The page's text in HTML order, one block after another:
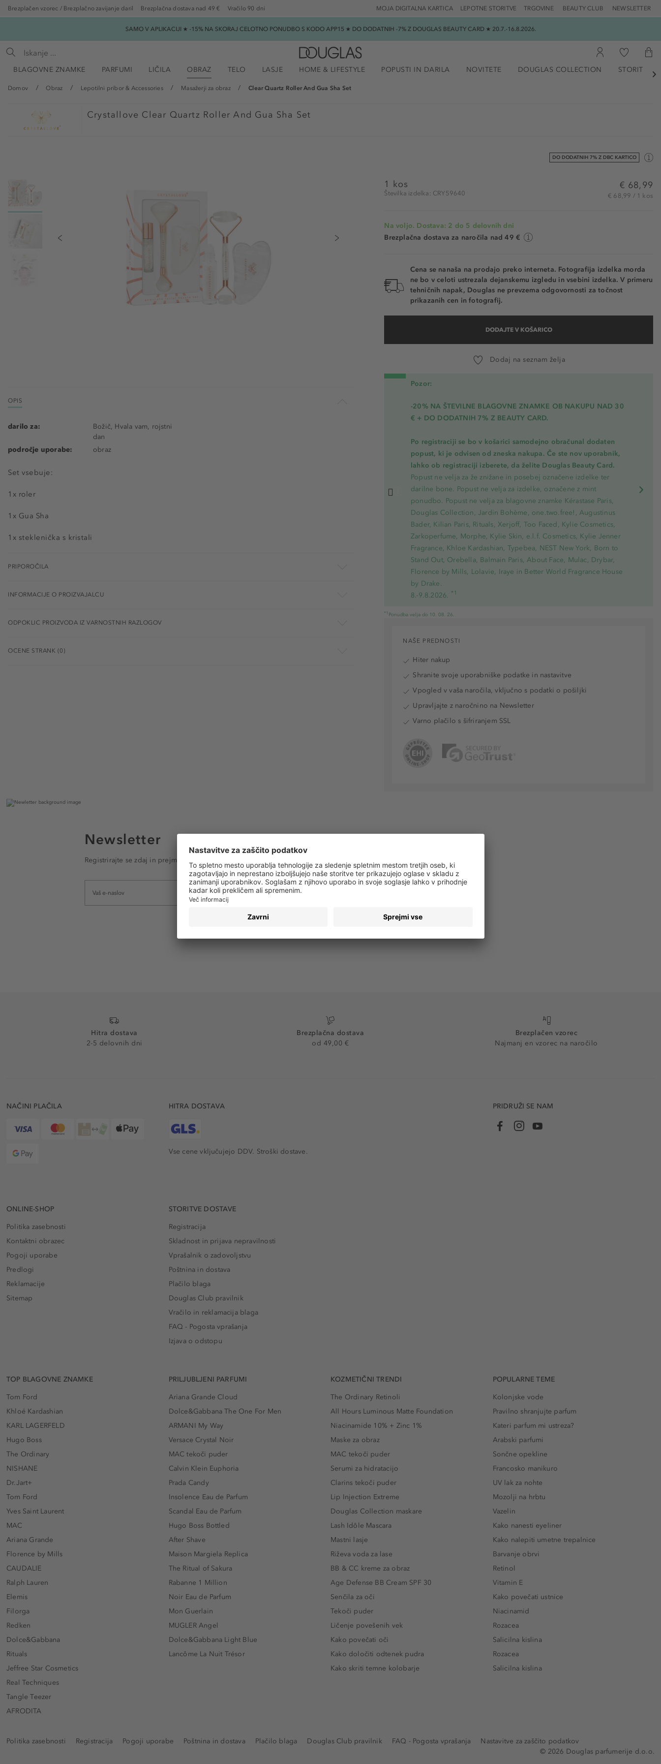
Brezplačen vzorec / Brezplačno zavijanje daril Brezplačna dostava nad 49 € Vračilo 90 dni TRGOVINE BEAUTY CLUB NEWSLETTER
LEPOTNE STORITVE
MOJA DIGITALNA KARTICA
SAMO V APLIKACIJI ★ -15% NA SKORAJ CELOTNO PONUDBO S KODO APP15 ★ DO DODATNIH -7% Z DOUGLAS BEAUTY CARD ★ 20.7.-16.8.2026.
BLAGOVNE ZNAMKE PARFUMI LIČILA OBRAZ TELO LASJE HOME & LIFESTYLE POPUSTI IN DARILA NOVITETE DOUGLAS COLLECTION STORITVE

Domov Obraz Lepotilni pribor & Accessories Masažerji za obraz Clear Quartz Roller And Gua Sha Set
Crystallove Clear Quartz Roller And Gua Sha Set
DO DODATNIH 7% Z DBC KARTICO
1 kos
Številka izdelka: CRY59640
€ 68,99
€ 68,99 / 1 kos
Na voljo. Dostava: 2 do 5 delovnih dni
Brezplačna dostava za naročila nad 49 €
Cena se nanaša na prodajo preko interneta. Fotografija izdelka morda
ne bo v celoti ustrezala dejanskemu izgledu in vsebini izdelka. V primeru
tehničnih napak, Douglas ne prevzema odgovornosti za točnost
prikazanih cen in fotografij.
DODAJTE V KOŠARICO
Dodaj na seznam želja
Pozor:
-20% NA ŠTEVILNE BLAGOVNE ZNAMKE OB NAKUPU NAD 30
€ + DO DODATNIH 7% Z BEAUTY CARD.
Po registraciji se bo v košarici samodejno obračunal dodaten
popust, ki je odvisen od zneska nakupa. Če ste nov uporabnik,
lahko ob registraciji izberete, da želite Douglas Beauty Card.
Popust ne velja za že znižane in posebej označene izdelke ter
darilne bone. Popust ne velja za izdelke, označene z mint
ponudbo. Popust ne velja za blagovne znamke Kérastase Paris,
Douglas Collection, Jardin Bohème, one.two.free!, Augustinus
Bader, Kilian Paris, Rituals, Xerjoff, Too Faced, Kylie Cosmetics,
Zarkoperfume, Morphe, Kylie Skin, e.l.f. Cosmetics, Kylie Jenner
Fragrance, Khloe Kardashian, Typebea, NEST New York, Born to
Stand Out, Orebella, Balmain Paris, About Face, Mulac, Drybar,
Florence by Mills, Lolavie, Iraye in Better World Fragrance House
by Drake.
8.-9.8.2026. *1
*1 Ponudba velja do 10. 08. 26.
OPIS
Set vsebuje:
1x roler
1x Gua Sha
1x steklenička s kristali
darilo za:
Božič, Hvala vam, rojstni
dan
področje uporabe:
obraz
PRIPOROČILA
INFORMACIJE O PROIZVAJALCU
ODPOKLIC PROIZVODA IZ VARNOSTNIH RAZLOGOV
OCENE STRANK (0)
NAŠE PREDNOSTI
Hiter nakup
Shranite svoje uporabniške podatke in nastavitve
Vpogled v vaša naročila, vključno s podatki o pošiljki
Upravljajte z naročnino na Newsletter
Varno plačilo s šifriranjem SSL
Newsletter
Registrirajte se zdaj in prejmite e-poštna obvestila o vseh trendih in ponudbah!
Hitra dostava
2-5 delovnih dni
Brezplačna dostava
od 49,00 €
Brezplačen vzorec
Najmanj en vzorec na naročilo
NAČINI PLAČILA HITRA DOSTAVA
Vse cene vključujejo DDV. Stroški dostave.
PRIDRUŽI SE NAM
ONLINE-SHOP
Politika zasebnosti
Kontaktni obrazec
Pogoji uporabe
Predlogi
Reklamacije
Sitemap
STORITVE DOSTAVE
Registracija
Skladnost in prijava nepravilnosti
Vprašalnik o zadovoljstvu
Poštnina in dostava
Plačilo blaga
Douglas Club pravilnik
Vračilo in reklamacija blaga
FAQ - Pogosta vprašanja
Izjava o odstopu
TOP BLAGOVNE ZNAMKE
Tom Ford
Khloé Kardashian
KARL LAGERFELD
Hugo Boss
The Ordinary
NISHANE
Dr.Jart+
Tom Ford
Yves Saint Laurent
MAC
Ariana Grande
Florence by Mills
CAUDALIE
Ralph Lauren
Elemis
Filorga
Redken
Dolce&Gabbana
Rituals
Jeffree Star Cosmetics
Real Techniques
Tangle Teezer
AFRODITA
PRILJUBLJENI PARFUMI
Ariana Grande Cloud
Dolce&Gabbana The One For Men
ARMANI My Way
Versace Crystal Noir
MAC tekoči puder
Calvin Klein Euphoria
Prada Candy
Insolence Eau de Parfum
Scandal Eau de Parfum
Hugo Boss Bottled
After Shave
Maison Margiela Replica
The Ritual of Sakura
Rabanne 1 Million
Noir Eau de Parfum
Mon Guerlain
MUGLER Angel
Dolce&Gabbana Light Blue
Lancôme La Nuit Trésor
KOZMETIČNI TRENDI
The Ordinary Retinoli
All Hours Luminous Matte Foundation
Niacinamide 10% + Zinc 1%
Maske za obraz
MAC tekoči puder
Serumi za hidratacijo
Clarins tekoči puder
Lip Injection Extreme
Douglas Collection maskare
Lash Idôle Mascara
Mastni lasje
Riževa voda za lase
BB & CC kreme za obraz
Age Defense BB Cream SPF 30
Senčila za oči
Tekoči puder
Ličenje povešenih vek
Kako povečati oči
Kako določiti odtenek pudra
Kako skriti temne kolobarje
POPULARNE TEME
Kolonjske vode
Pravilno shranjujte parfum
Kateri parfum mi ustreza?
Arabski parfumi
Sončne opekline
Francosko manikuro
UV lak za nohte
Mozolji na hrbtu
Vazelin
Kako nanesti eyeliner
Kako nalepiti umetne trepalnice
Barvanje obrvi
Retinol
Vitamin E
Kako povečati ustnice
Niacinamid
Rozacea
Salicilna kislina
Rozacea
Salicilna kislina
Politika zasebnosti Registracija Pogoji uporabe Poštnina in dostava Plačilo blaga Douglas Club pravilnik FAQ - Pogosta vprašanja
Nastavitve za zaščito podatkov
© 2026 Douglas parfumerije d.o.o.